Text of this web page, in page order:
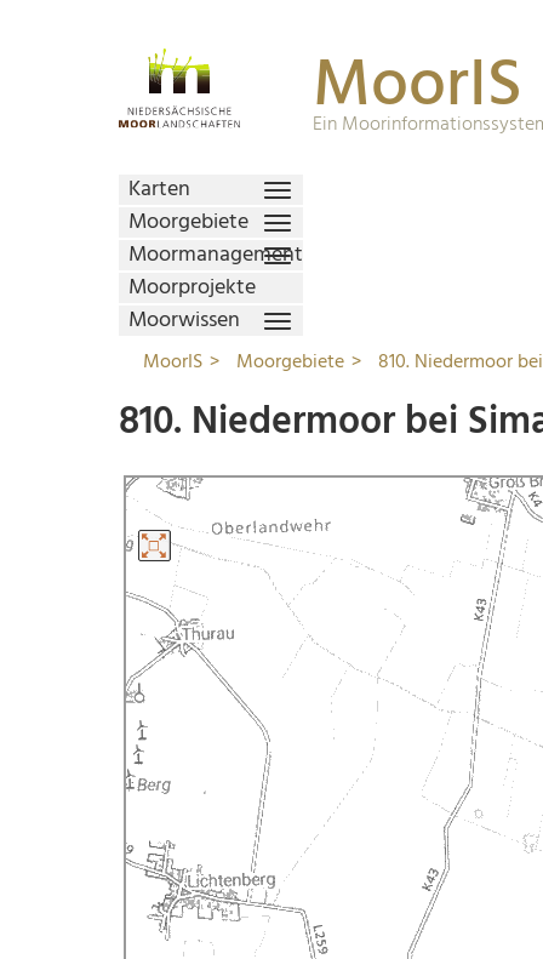
MoorIS
Ein
Karten
Moorgebiete
Moormanagement
Moorprojekte
Moorwissen
MoorIS Moorgebiete 810. Niedermoor
810. Niedermoor bei